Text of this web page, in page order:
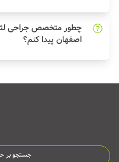
چطور متخصص جراحی
اصفهان پیدا کنم؟
جستجو